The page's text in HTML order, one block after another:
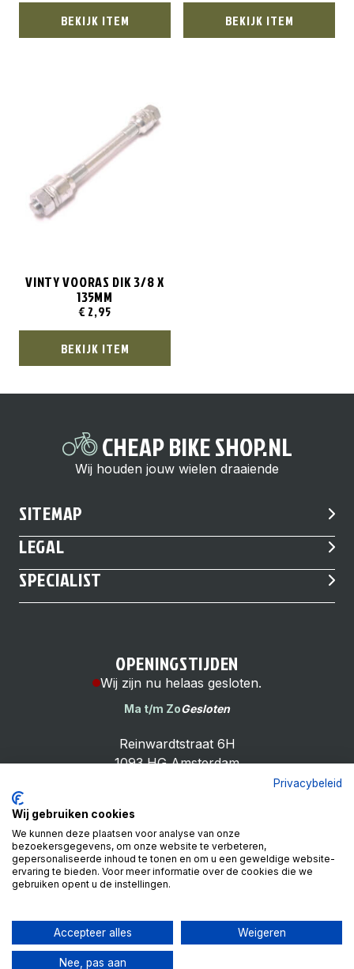
BEKIJK ITEM BEKIJK ITEM
VINTY VOORAS DIK 3/8 X
135MM
€ 2,95
BEKIJK ITEM
CHEAP BIKE SHOP.NL
Wij houden jouw wielen draaiende
SITEMAP
LEGAL
SPECIALIST
Cheap Bike Shop
4.9
Based on 99 reviews
Review ons op
OPENINGSTIJDEN
Wij zijn nu helaas gesloten.
Ma t/m ZoGesloten
Reinwardtstraat 6H
1093 HG Amsterdam
Privacybeleid
Wij gebruiken cookies
We kunnen deze plaatsen voor analyse van onze
bezoekersgegevens, om onze website te verbeteren,
gepersonaliseerde inhoud te tonen en om u een geweldige website-
ervaring te bieden. Voor meer informatie over de cookies die we
gebruiken opent u de instellingen.
Accepteer alles Weigeren
Nee, pas aan